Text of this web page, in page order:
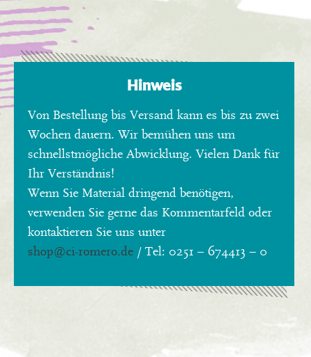
Hinweis
Von Bestellung bis Versand kann es bis zu zwei
Wochen dauern. Wir bemühen uns um
schnellstmögliche Abwicklung. Vielen Dank für
Ihr Verständnis!
Wenn Sie Material dringend benötigen,
verwenden Sie gerne das Kommentarfeld oder
kontaktieren Sie uns unter
shop@ci-romero.de / Tel: 0251 – 674413 – 0